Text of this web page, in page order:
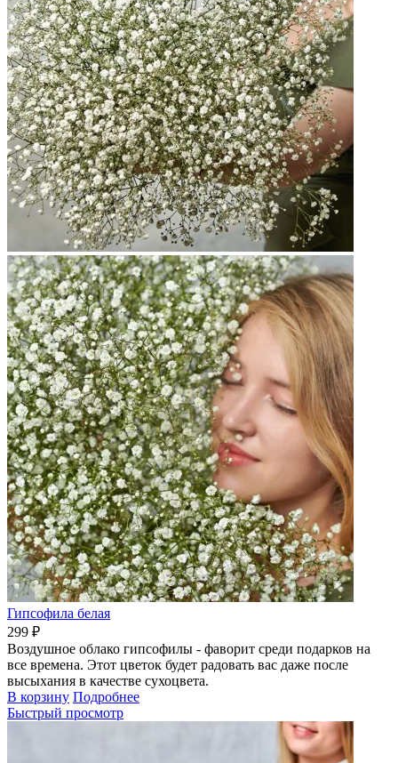
Гипсофила белая
299 ₽
Воздушное облако гипсофилы - фаворит среди подарков на
все времена. Этот цветок будет радовать вас даже после
высыхания в качестве сухоцвета.
В корзину Подробнее
Быстрый просмотр